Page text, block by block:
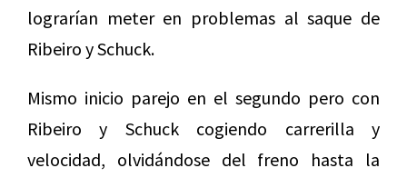
lograrían meter en problemas al saque de
Ribeiro y Schuck.
Mismo inicio parejo en el segundo pero con
Ribeiro y Schuck cogiendo carrerilla y
velocidad, olvidándose del freno hasta la